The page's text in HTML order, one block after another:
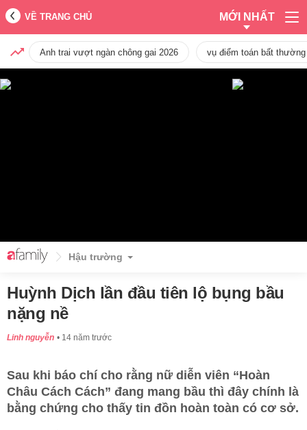
VỀ TRANG CHỦ MỚI NHẤT
Anh trai vượt ngàn chông gai 2026 vụ điểm toán bất
Hậu trường
Huỳnh Dịch lần đầu tiên lộ bụng bầu
nặng nề
Linh nguyễn 14 năm trước
Sau khi báo chí cho rằng nữ diễn viên “Hoàn
Châu Cách Cách” đang mang bầu thì đây chính là
bằng chứng cho thấy tin đồn hoàn toàn có cơ sở.